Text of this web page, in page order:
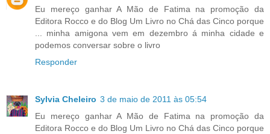
Eu mereço ganhar A Mão de Fatima na promoção da
Editora Rocco e do Blog Um Livro no Chá das Cinco porque
... minha amigona vem em dezembro á minha cidade e
podemos conversar sobre o livro
Responder
Sylvia Cheleiro 3 de maio de 2011 às 05:54
Eu mereço ganhar A Mão de Fatima na promoção da
Editora Rocco e do Blog Um Livro no Chá das Cinco porque